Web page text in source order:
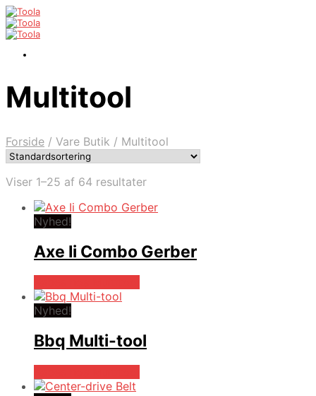
Multitool
Forside / Vare Butik / Multitool
Viser 1–25 af 64 resultater
Nyhed!
Axe Ii Combo Gerber
Nyhed!
Bbq Multi-tool